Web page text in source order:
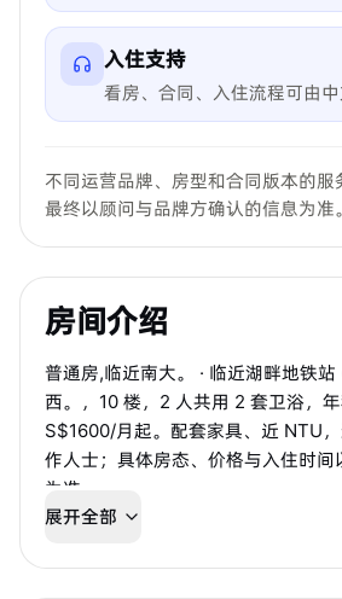
入住支持
看房、合同、入住流程可由
不同运营品牌、房型和合同版本的服
最终以顾问与品牌方确认的信息为准。
房间介绍
普通房,临近南大。 · 临近湖畔地铁
西。，10 楼，2 人共用 2 套卫浴，
S$1600/月起。配套家具、近 NTU
作人士；具体房态、价格与入住时间
为准。
展开全部